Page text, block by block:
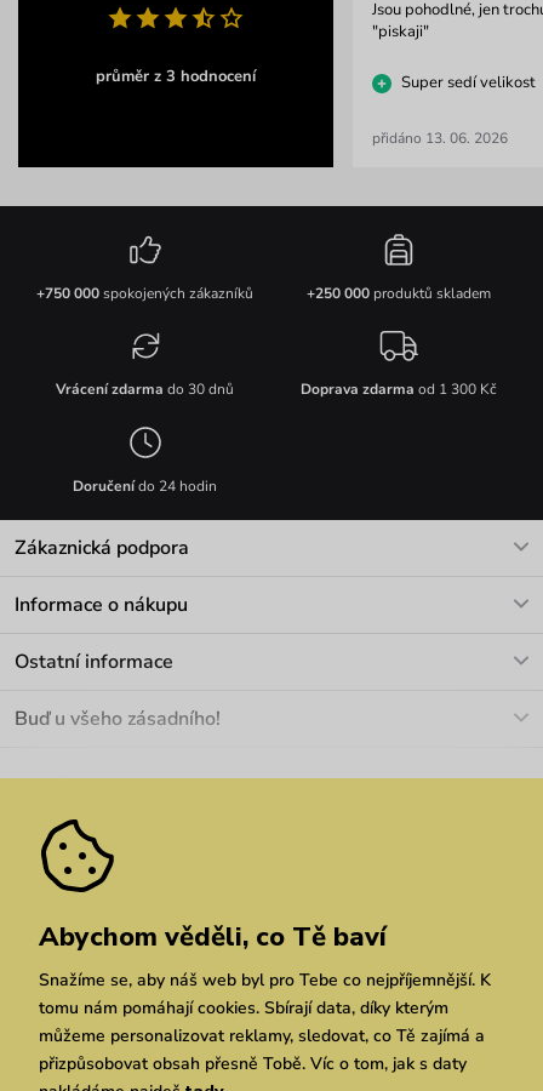
průměr z 3 hodnocení
Jsou pohodlné, jen
"piskaji"
Super sedí velikost
přidáno 13. 06. 2026
+750 000spokojených zákazníků +250 000produktů skladem
Vrácení zdarma do 30 dnů Doprava zdarma od 1 300 Kč
Doručenído 24 hodin
Zákaznická podpora
Informace o nákupu
Materiály a údržba
Pozáruční opravy
Ostatní informace
Velkoobchod
We Care
Dárkové poukazy
Vuchlook
Prodejny
Praha Brno Chrudim
Buď u všeho zásadního!
Zásady ochrany osobních údajů
Abychom věděli, co Tě baví
Snažíme se, aby náš web byl pro Tebe co nejpříjemnější. K
tomu nám pomáhají cookies. Sbírají data, díky kterým
můžeme personalizovat reklamy, sledovat, co Tě zajímá a
přizpůsobovat obsah přesně Tobě. Víc o tom, jak s daty